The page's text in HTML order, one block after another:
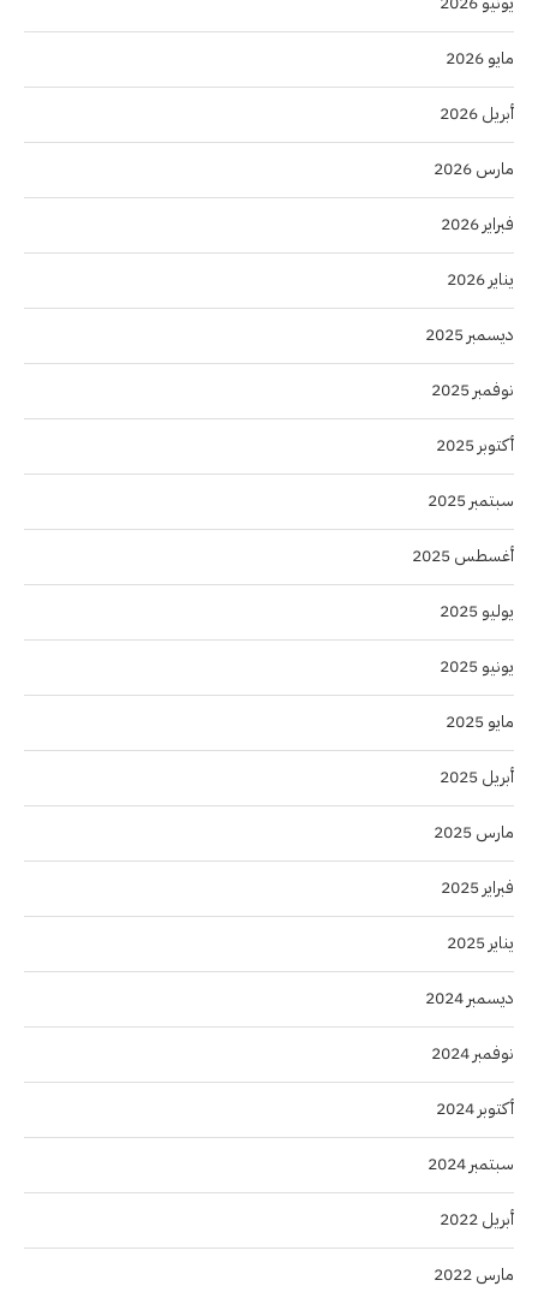
مايو 2026
أبريل 2026
مارس 2026
فبراير 2026
يناير 2026
ديسمبر 2025
نوفمبر 2025
أكتوبر 2025
سبتمبر 2025
أغسطس 2025
يوليو 2025
يونيو 2025
مايو 2025
أبريل 2025
مارس 2025
فبراير 2025
يناير 2025
ديسمبر 2024
نوفمبر 2024
أكتوبر 2024
سبتمبر 2024
أبريل 2022
مارس 2022